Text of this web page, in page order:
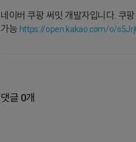
네이버 쿠팡 써밋 개발자입니다. 쿠
가능 https://open.kakao.com/o/
댓글 0개